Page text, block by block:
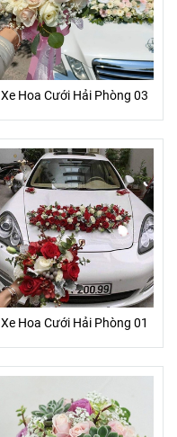
Xe Hoa Cưới Hải Phòng 03
Xe Hoa Cưới Hải Phòng 01